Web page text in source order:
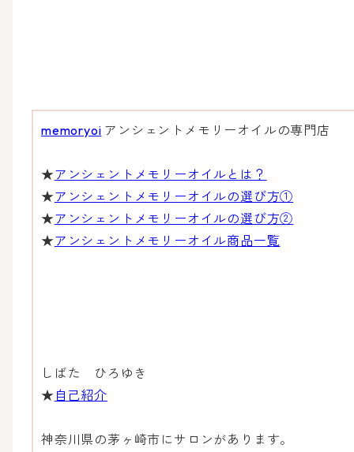
memoryoi アンシェントメモリーオイルの専門店
★アンシェントメモリーオイルとは？
★アンシェントメモリーオイルの選び方①
★アンシェントメモリーオイルの選び方②
★アンシェントメモリーオイル商品一覧
しばた ひろゆき
★ 自己紹介
神奈川県の茅ヶ崎市にサロンがあります。